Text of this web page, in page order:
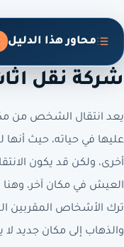
محاور هذا الدليل
شركة نقل
يعد انتقال الشخص من
عليها في حياته، حيث
أخرى، ولكن قد يكون
العيش في مكان آخر،
ترك الأشخاص المقربين
والذهاب إلى مكان جديد